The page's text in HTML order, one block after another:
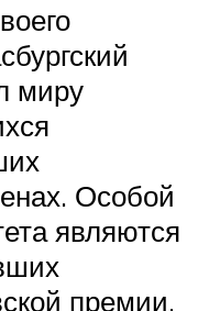
миру
Особой
являются
премии.